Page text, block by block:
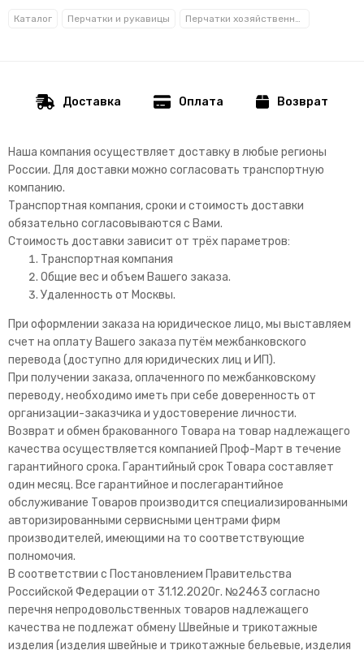
Каталог Перчатки и рукавицы Перчатки хозяйственные, латексные
Доставка Оплата Возврат
Наша компания осуществляет доставку в любые регионы
России. Для доставки можно согласовать транспортную
компанию.
Транспортная компания, сроки и стоимость доставки
обязательно согласовываются с Вами.
Стоимость доставки зависит от трёх параметров:
Транспортная компания
Общие вес и объем Вашего заказа.
Удаленность от Москвы.
При оформлении заказа на юридическое лицо, мы выставляем
счет на оплату Вашего заказа путём межбанковского
перевода (доступно для юридических лиц и ИП).
При получении заказа, оплаченного по межбанковскому
переводу, необходимо иметь при себе доверенность от
организации-заказчика и удостоверение личности.
Возврат и обмен бракованного Товара на товар надлежащего
качества осуществляется компанией Проф-Март в течение
гарантийного срока. Гарантийный срок Товара составляет
один месяц. Все гарантийное и послегарантийное
обслуживание Товаров производится специализированными
авторизированными сервисными центрами фирм
производителей, имеющими на то соответствующие
полномочия.
В соответствии с Постановлением Правительства
Российской Федерации от 31.12.2020г. №2463 согласно
перечня непродовольственных товаров надлежащего
качества не подлежат обмену Швейные и трикотажные
изделия (изделия швейные и трикотажные бельевые, изделия